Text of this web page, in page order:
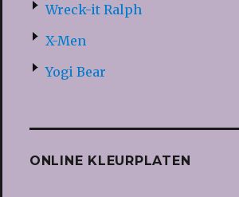
Wreck-it Ralph
X-Men
Yogi Bear
ONLINE KLEURPLATEN